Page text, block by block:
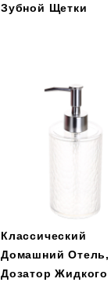
Зубной Щетки
Классический
Домашний Отель,
Дозатор